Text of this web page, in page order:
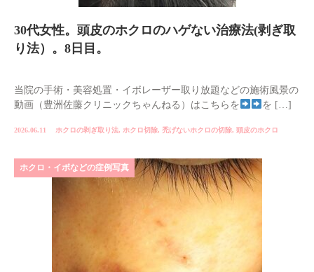
30代女性。頭皮のホクロのハゲない治療法(剥ぎ取
り法）。8日目。
当院の手術・美容処置・イボレーザー取り放題などの施術風景の
動画（豊洲佐藤クリニックちゃんねる）はこちらを
を […]
2026.06.11 ホクロの剥ぎ取り法, ホクロ切除, 禿げないホクロの切除, 頭皮のホクロ
ホクロ・イボなどの症例写真